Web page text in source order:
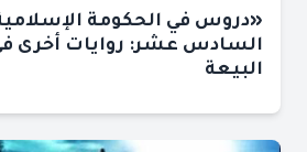
«دروس في الحكومة
السادس عشر: روايات أخرى
البيعة